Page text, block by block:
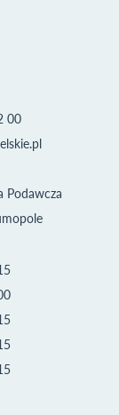
00
Podawcza